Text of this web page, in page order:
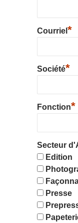
Courriel *
Société*
Fonction*
Secteur
Edition
Presse